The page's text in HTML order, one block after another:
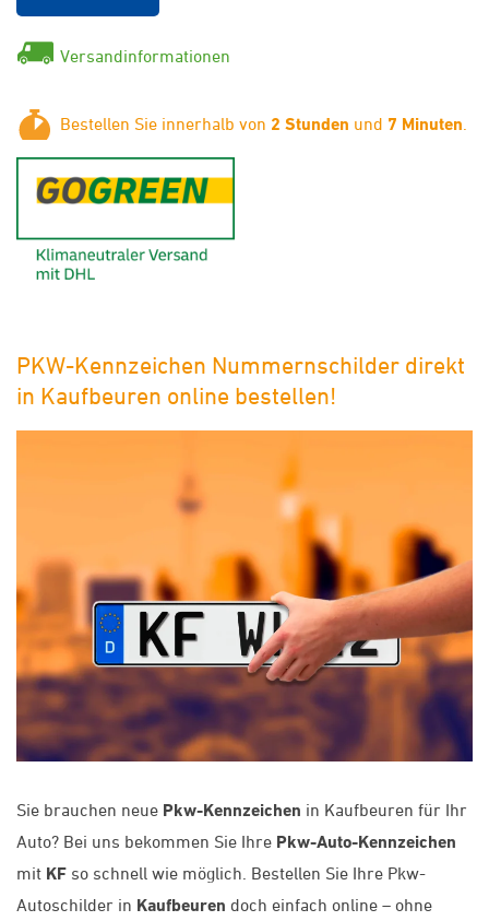
Versandinformationen
Bestellen Sie innerhalb von 2 Stunden und 7 Minuten
PKW-Kennzeichen Nummernschilder direkt
in Kaufbeuren online bestellen!
Sie brauchen neue Pkw-Kennzeichen in Kaufbeuren für Ihr
Auto? Bei uns bekommen Sie Ihre Pkw-Auto-Kennzeichen
mit KF so schnell wie möglich. Bestellen Sie Ihre Pkw-
Autoschilder in Kaufbeuren doch einfach online – ohne